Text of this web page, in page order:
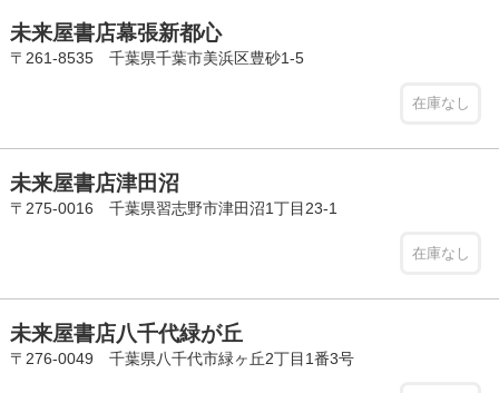
未来屋書店幕張新都心
〒261-8535 千葉県千葉市美浜区豊砂1-5
在庫なし
未来屋書店津田沼
〒275-0016 千葉県習志野市津田沼1丁目23-1
在庫なし
未来屋書店八千代緑が丘
〒276-0049 千葉県八千代市緑ヶ丘2丁目1番3号